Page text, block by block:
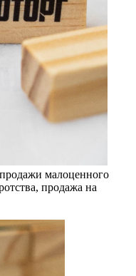
малоценного
продажа на